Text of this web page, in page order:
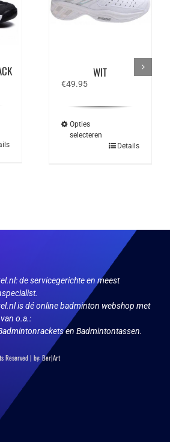
LINE ALL COURT –
WIT
€49.95
Opties
selecteren
Dit
worden
productpagina
Details
de servicegerichte en meest
is dé online badminton webshop met
o.a.:
en Badmintontassen.
Reserved | by:Ber|Art